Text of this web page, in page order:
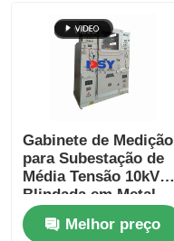
Gabinete de Medição
para Subestação de
Média Tensão 10kV
Blindada em Metal
para Distribuição de
EnergiaMelhor preço